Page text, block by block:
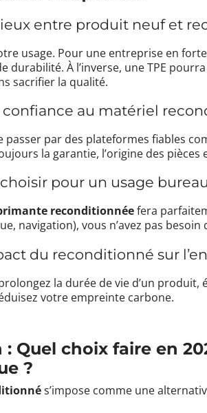
entre produit neuf et
usage. Pour une entreprise en
durabilité. À l’inverse, une TPE
sacrifier la qualité.
au matériel
passer par des plateformes fiables
la garantie, l’origine des pièces
pour un usage
reconditionnéefera
navigation), vous n’avez pas besoin
du reconditionné sur
la durée de vie d’un
votre empreinte carbone.
: Quel choix faire en
?
s’impose comme une